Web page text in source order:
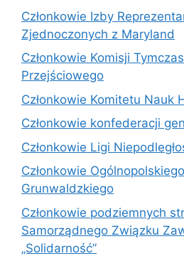
Członkowie Izby
Zjednoczonych z Maryland
Członkowie Komisji
Przejściowego
Członkowie Komitetu Nauk
Członkowie konfederacji
Członkowie Ligi
Członkowie
Grunwaldzkiego
Członkowie podziemnych
Samorządnego Związku
„Solidarność”